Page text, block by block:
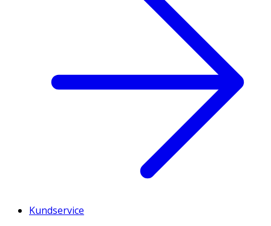
Kundservice